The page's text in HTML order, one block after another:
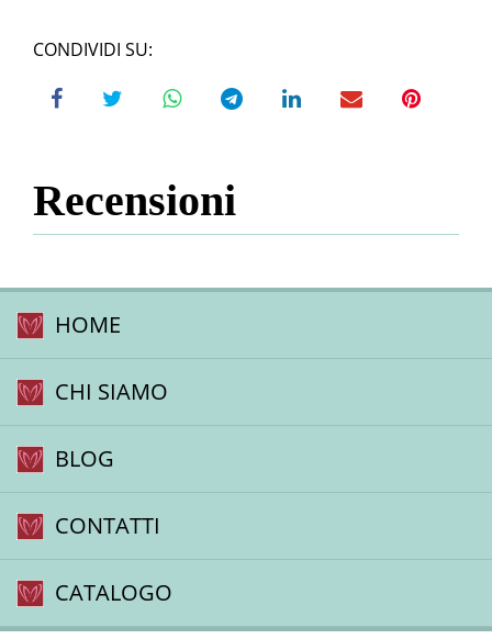
CONDIVIDI SU:
Recensioni
HOME
CHI SIAMO
BLOG
CONTATTI
CATALOGO